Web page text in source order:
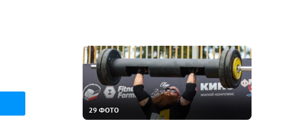
29 ФОТО